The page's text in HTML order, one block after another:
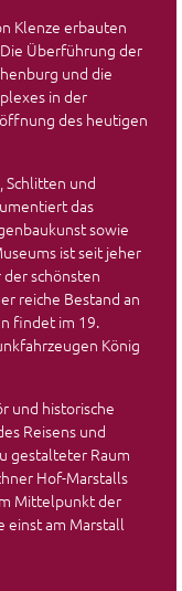
Klenze erbauten
Überführung der
und die
in der
des heutigen
Schlitten und
das
sowie
ist seit jeher
der schönsten
reiche Bestand an
findet im 19.
König
und historische
Reisens und
gestalteter Raum
Hof-Marstalls
Mittelpunkt der
einst am Marstall